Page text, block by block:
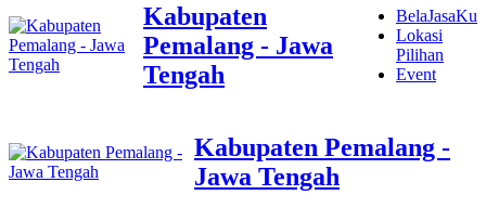
Kabupaten
Pemalang - Jawa
Tengah
BelaJasaKu
Lokasi
Pilihan
Event
Kabupaten Pemalang -
Jawa Tengah